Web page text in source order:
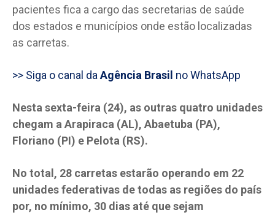
pacientes fica a cargo das secretarias de saúde
dos estados e municípios onde estão localizadas
as carretas.
>> Siga o canal da Agência Brasil no WhatsApp
Nesta sexta-feira (24), as outras quatro unidades
chegam a Arapiraca (AL), Abaetuba (PA),
Floriano (PI) e Pelota (RS).
No total, 28 carretas estarão operando em 22
unidades federativas de todas as regiões do país
por, no mínimo, 30 dias até que sejam